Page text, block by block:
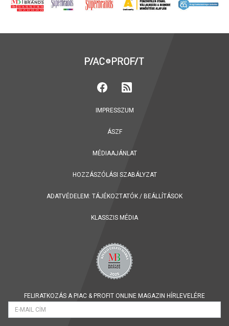
IMPRESSZUM
ÁSZF
MÉDIAAJÁNLAT
HOZZÁSZÓLÁSI SZABÁLYZAT
ADATVÉDELEM: TÁJÉKOZTATÓK / BEÁLLÍTÁSOK
KLASSZIS MÉDIA
FELIRATKOZÁS A PIAC & PROFIT ONLINE MAGAZIN HÍRLEVELÉRE